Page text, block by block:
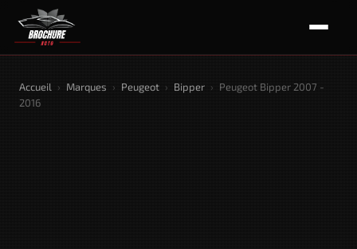
Accueil › Marques › Peugeot › Bipper › Peugeot Bipper 2007 -
2016